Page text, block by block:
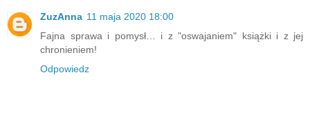
ZuzAnna 11 maja 2020 18:00
Fajna sprawa i pomysł… i z "oswajaniem" książki i z jej
chronieniem!
Odpowiedz